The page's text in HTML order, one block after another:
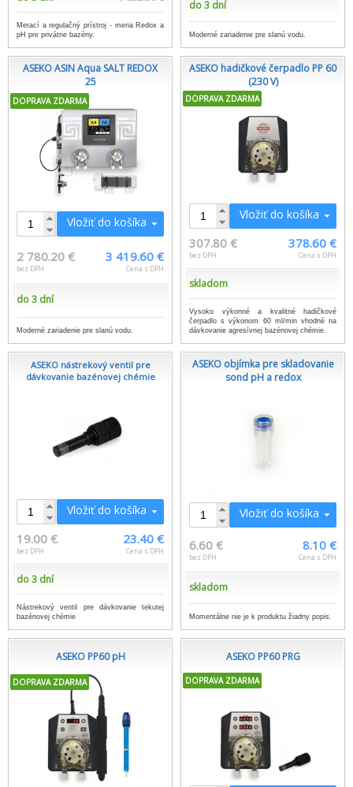
Merací a regulačný prístroj - meria Redox a
pH pre privátne bazény.
do 3 dní
Moderné zariadenie pre slanú vodu.
ASEKO ASIN Aqua SALT REDOX
25
DOPRAVA ZDARMA
Vložiť do košíka
2 780.20 €
bez DPH
3 419.60 €
Cena s DPH
do 3 dní
Moderné zariadenie pre slanú vodu.
ASEKO hadičkové čerpadlo PP 60
(230 V)
DOPRAVA ZDARMA
Vložiť do košíka
307.80 €
bez DPH
378.60 €
Cena s DPH
skladom
Vysoko výkonné a kvalitné hadičkové
čerpadlo s výkonom 60 ml/min vhodné na
dávkovanie agresívnej bazénovej chémie.
ASEKO nástrekový ventil pre
dávkovanie bazénovej chémie
Vložiť do košíka
19.00 €
bez DPH
23.40 €
Cena s DPH
do 3 dní
Nástrekový ventil pre dávkovanie tekutej
bazénovej chémie
ASEKO objímka pre skladovanie
sond pH a redox
Vložiť do košíka
6.60 €
bez DPH
8.10 €
Cena s DPH
skladom
Momentálne nie je k produktu žiadny popis.
ASEKO PP60 pH
DOPRAVA ZDARMA
ASEKO PP60 PRG
DOPRAVA ZDARMA